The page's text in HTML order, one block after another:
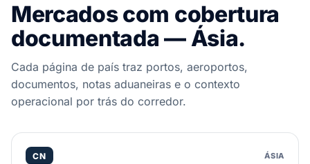
Mercados com cobertura
documentada — Ásia.
Cada página de país traz portos, aeroportos,
documentos, notas aduaneiras e o contexto
operacional por trás do corredor.
CN ÁSIA